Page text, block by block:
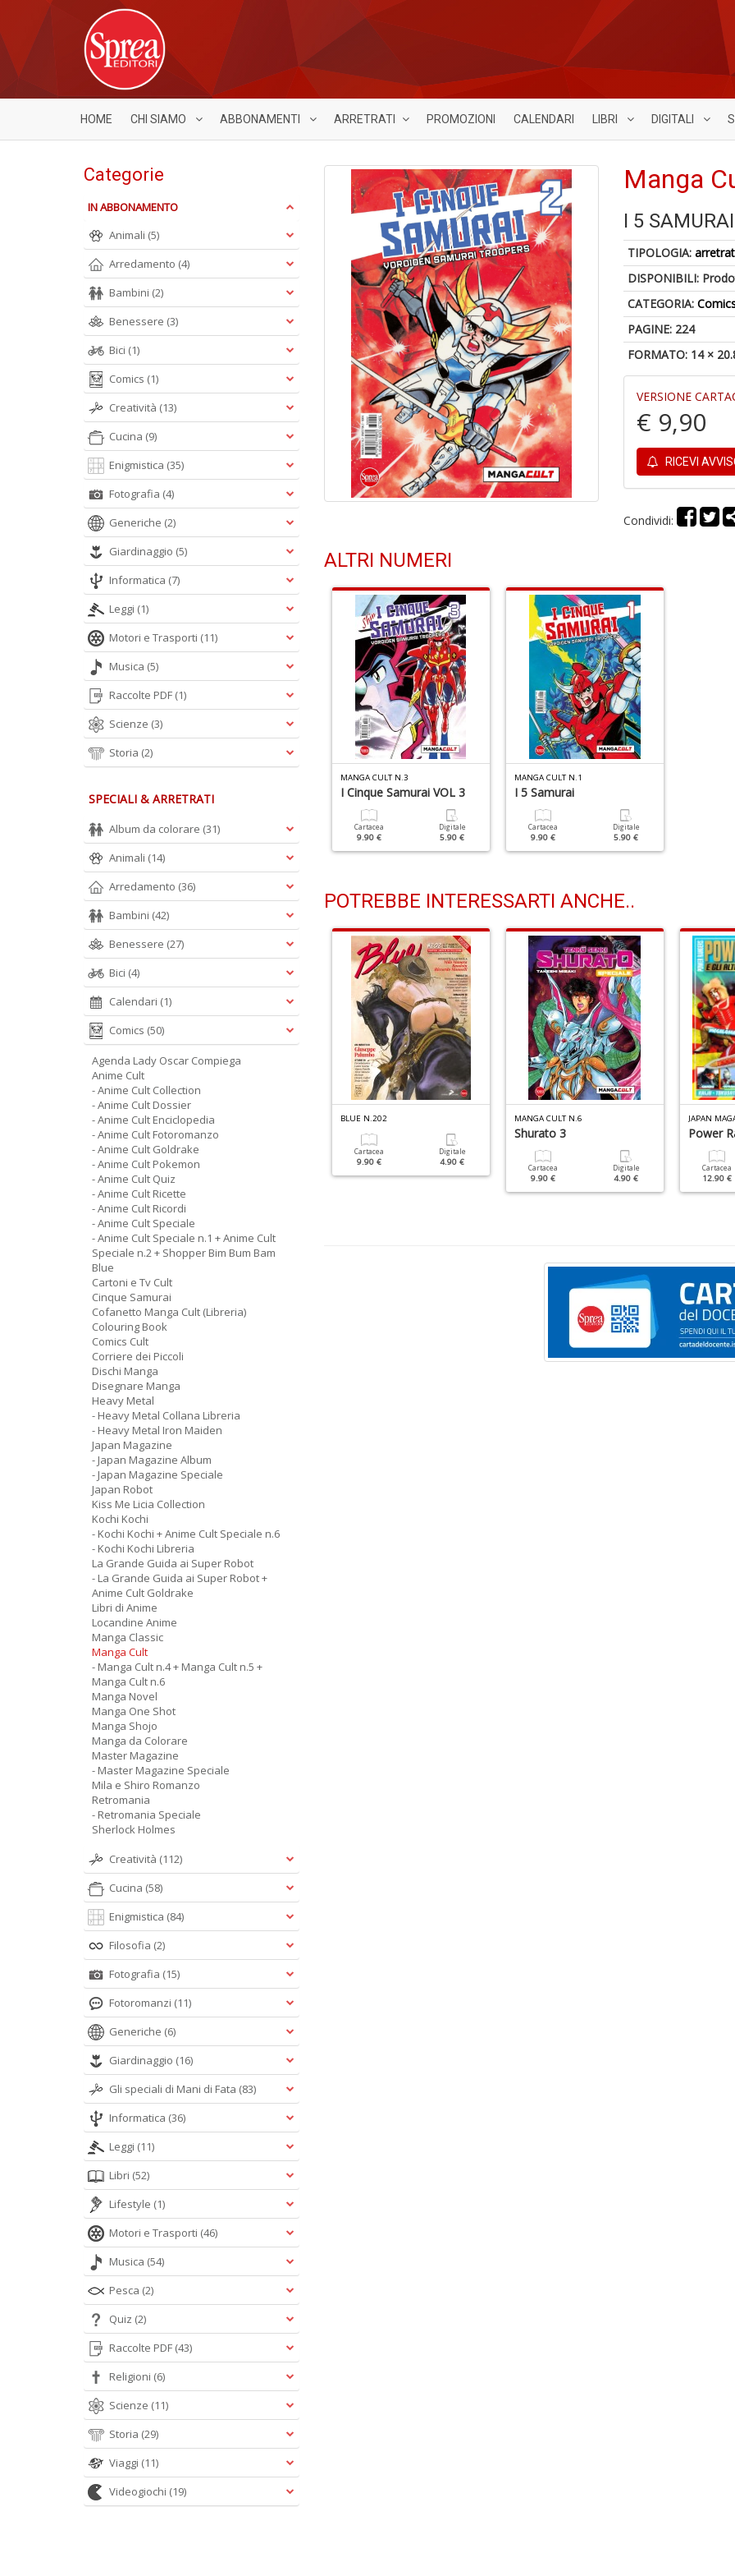
HOME CHI SIAMO ABBONAMENTI ARRETRATI PROMOZIONI CALENDARI LIBRI DIGITALI
Manga
I 5
TIPOLOGIA:
DISPONIBILI:
CATEGORIA:
PAGINE: 224
FORMATO: 14 ×
VERSIONE
€ 9,90
RICEVI
Condividi:
ALTRI NUMERI
MANGA CULT N.3
I Cinque Samurai VOL 3
Cartacea
9.90 €
Digitale
5.90 €
MANGA CULT N.1
I 5 Samurai
Cartacea
9.90 €
Digitale
5.90 €
POTREBBE INTERESSARTI ANCHE..
Digitale
3.90 €
ANIME CULT SPECIALE N.7
Miti E Mostri Giapponesi
Cartacea
BLUE N.202
Cartacea
9.90 €
Digitale
4.90 €
MANGA CULT N.6
Shurato 3
Cartacea
9.90 €
Digitale
4.90 €
JAPAN
Power
Cartacea
12.90 €
Categorie
IN ABBONAMENTO
Animali (5)
Arredamento (4)
Bambini (2)
Benessere (3)
Bici (1)
Comics (1)
Creatività (13)
Cucina (9)
Enigmistica (35)
Fotografia (4)
Generiche (2)
Giardinaggio (5)
Informatica (7)
Leggi (1)
Motori e Trasporti (11)
Musica (5)
Raccolte PDF (1)
Scienze (3)
Storia (2)
SPECIALI & ARRETRATI
Album da colorare (31)
Animali (14)
Arredamento (36)
Bambini (42)
Benessere (27)
Bici (4)
Calendari (1)
Comics (50)
Agenda Lady Oscar Compiega
Anime Cult
- Anime Cult Collection
- Anime Cult Dossier
- Anime Cult Enciclopedia
- Anime Cult Fotoromanzo
- Anime Cult Goldrake
- Anime Cult Pokemon
- Anime Cult Quiz
- Anime Cult Ricette
- Anime Cult Ricordi
- Anime Cult Speciale
- Anime Cult Speciale n.1 + Anime Cult
Speciale n.2 + Shopper Bim Bum Bam
Blue
Cartoni e Tv Cult
Cinque Samurai
Cofanetto Manga Cult (Libreria)
Colouring Book
Comics Cult
Corriere dei Piccoli
Dischi Manga
Disegnare Manga
Heavy Metal
- Heavy Metal Collana Libreria
- Heavy Metal Iron Maiden
Japan Magazine
- Japan Magazine Album
- Japan Magazine Speciale
Japan Robot
Kiss Me Licia Collection
Kochi Kochi
- Kochi Kochi + Anime Cult Speciale n.6
- Kochi Kochi Libreria
La Grande Guida ai Super Robot
- La Grande Guida ai Super Robot +
Anime Cult Goldrake
Libri di Anime
Locandine Anime
Manga Classic
Manga Cult
- Manga Cult n.4 + Manga Cult n.5 +
Manga Cult n.6
Manga Novel
Manga One Shot
Manga Shojo
Manga da Colorare
Master Magazine
- Master Magazine Speciale
Mila e Shiro Romanzo
Retromania
- Retromania Speciale
Sherlock Holmes
Creatività (112)
Cucina (58)
Enigmistica (84)
Filosofia (2)
Fotografia (15)
Fotoromanzi (11)
Generiche (6)
Giardinaggio (16)
Gli speciali di Mani di Fata (83)
Informatica (36)
Leggi (11)
Libri (52)
Lifestyle (1)
Motori e Trasporti (46)
Musica (54)
Pesca (2)
Quiz (2)
Raccolte PDF (43)
Religioni (6)
Scienze (11)
Storia (29)
Viaggi (11)
Videogiochi (19)